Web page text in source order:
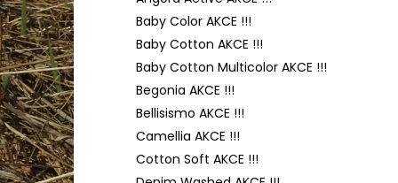
a
n
n
í
p
a
n
Baby Color AKCE !!!
Baby Cotton AKCE !!!
Baby Cotton Multicolor AKCE !!!
Begonia AKCE !!!
Bellisismo AKCE !!!
Camellia AKCE !!!
Cotton Soft AKCE !!!